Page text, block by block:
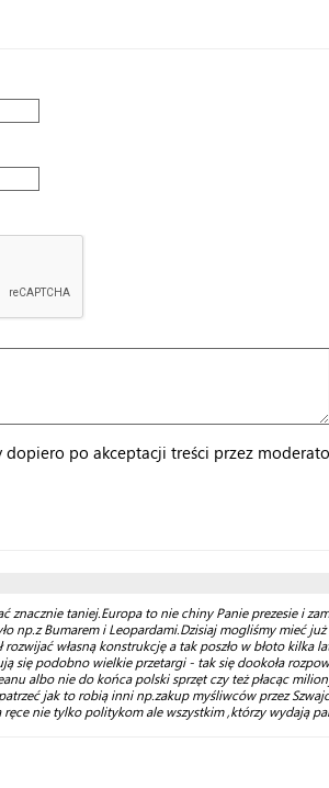
po akceptacji treści przez
znacznie taniej.Europa to nie chiny Panie prezesie i
np.z Bumarem i Leopardami.Dzisiaj mogliśmy mieć
rozwijać własną konstrukcję a tak poszło w błoto kilka
się podobno wielkie przetargi - tak się dookoła
albo nie do końca polski sprzęt czy też płacąc
jak to robią inni np.zakup myśliwców przez
ręce nie tylko politykom ale wszystkim ,którzy wydają